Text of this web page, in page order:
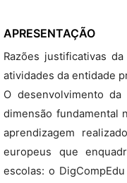
APRESENTAÇÃO
Razões justificativas
atividades da entidade
O desenvolvimento
dimensão fundamental
aprendizagem
europeus que
escolas: o